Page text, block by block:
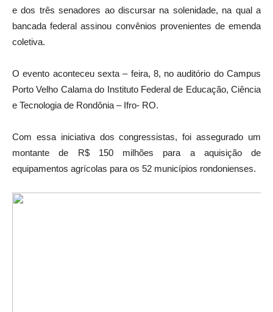
e dos três senadores ao discursar na solenidade, na qual a
bancada federal assinou convênios provenientes de emenda
coletiva.
O evento aconteceu sexta – feira, 8, no auditório do Campus
Porto Velho Calama do Instituto Federal de Educação, Ciência
e Tecnologia de Rondônia – Ifro- RO.
Com essa iniciativa dos congressistas, foi assegurado um
montante de R$ 150 milhões para a aquisição de
equipamentos agrícolas para os 52 municípios rondonienses.